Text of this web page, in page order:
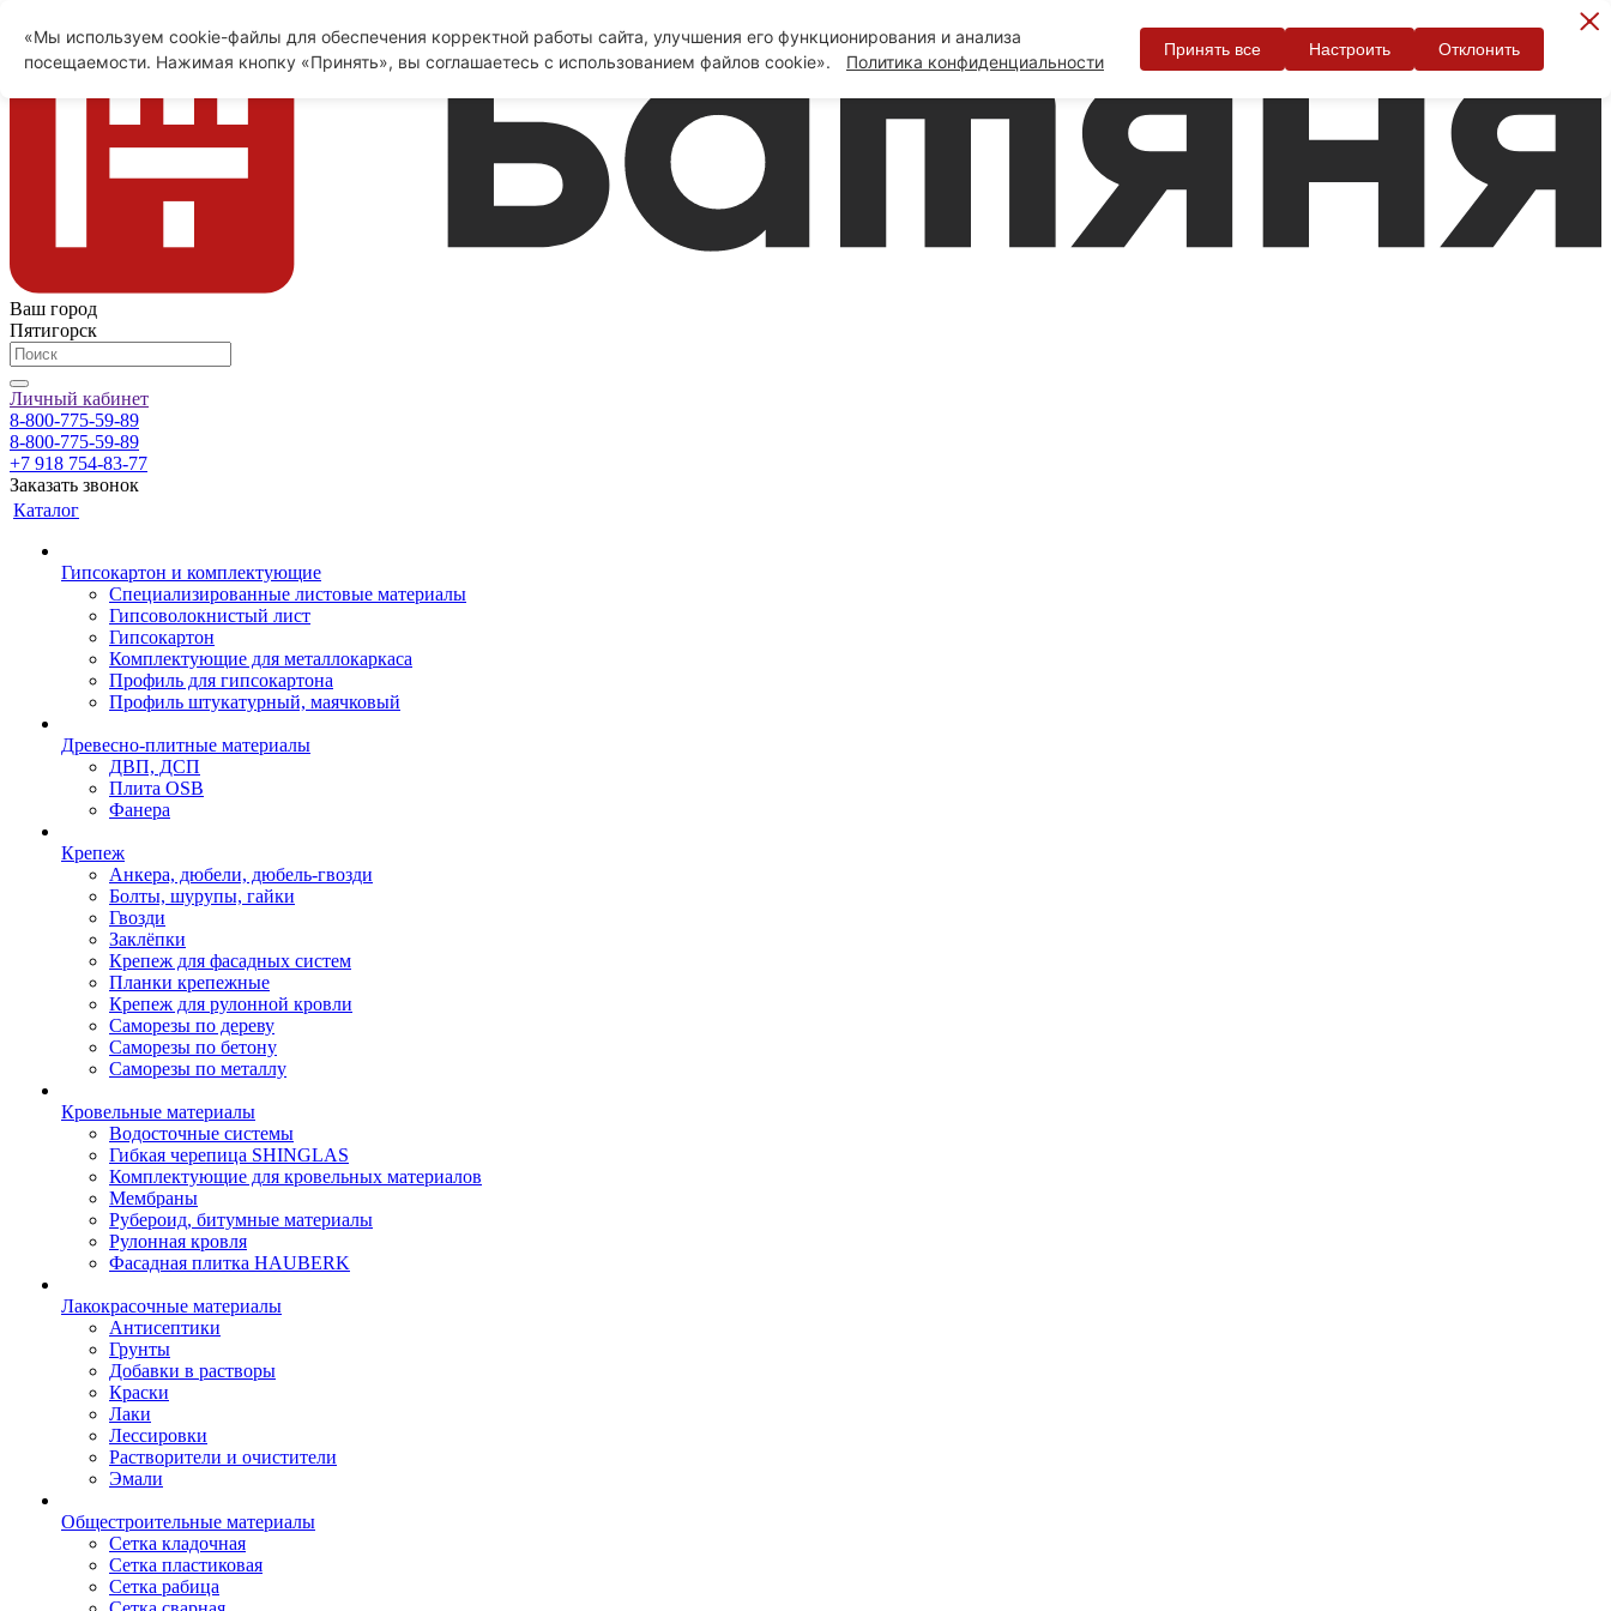
Ваш город
Пятигорск
Личный кабинет
8-800-775-59-89
8-800-775-59-89
+7 918 754-83-77
Заказать звонок
Каталог
Гипсокартон и комплектующие
Специализированные листовые материалы
Гипсоволокнистый лист
Гипсокартон
Комплектующие для металлокаркаса
Профиль для гипсокартона
Профиль штукатурный, маячковый
Древесно-плитные материалы
ДВП, ДСП
Плита OSB
Фанера
Крепеж
Анкера, дюбели, дюбель-гвозди
Болты, шурупы, гайки
Гвозди
Заклёпки
Крепеж для фасадных систем
Планки крепежные
Крепеж для рулонной кровли
Саморезы по дереву
Саморезы по бетону
Саморезы по металлу
Кровельные материалы
Водосточные системы
Гибкая черепица SHINGLAS
Комплектующие для кровельных материалов
Мембраны
Рубероид, битумные материалы
Рулонная кровля
Фасадная плитка HAUBERK
Лакокрасочные материалы
Антисептики
Грунты
Добавки в растворы
Краски
Лаки
Лессировки
Растворители и очистители
Эмали
Общестроительные материалы
Сетка кладочная
Сетка пластиковая
Сетка рабица
«Мы используем cookie-файлы для обеспечения корректной работы сайта, улучшения его функционирования и анализа
посещаемости. Нажимая кнопку «Принять», вы соглашаетесь с использованием файлов cookie».
Политика конфиденциальности
Принять все Настроить Отклонить